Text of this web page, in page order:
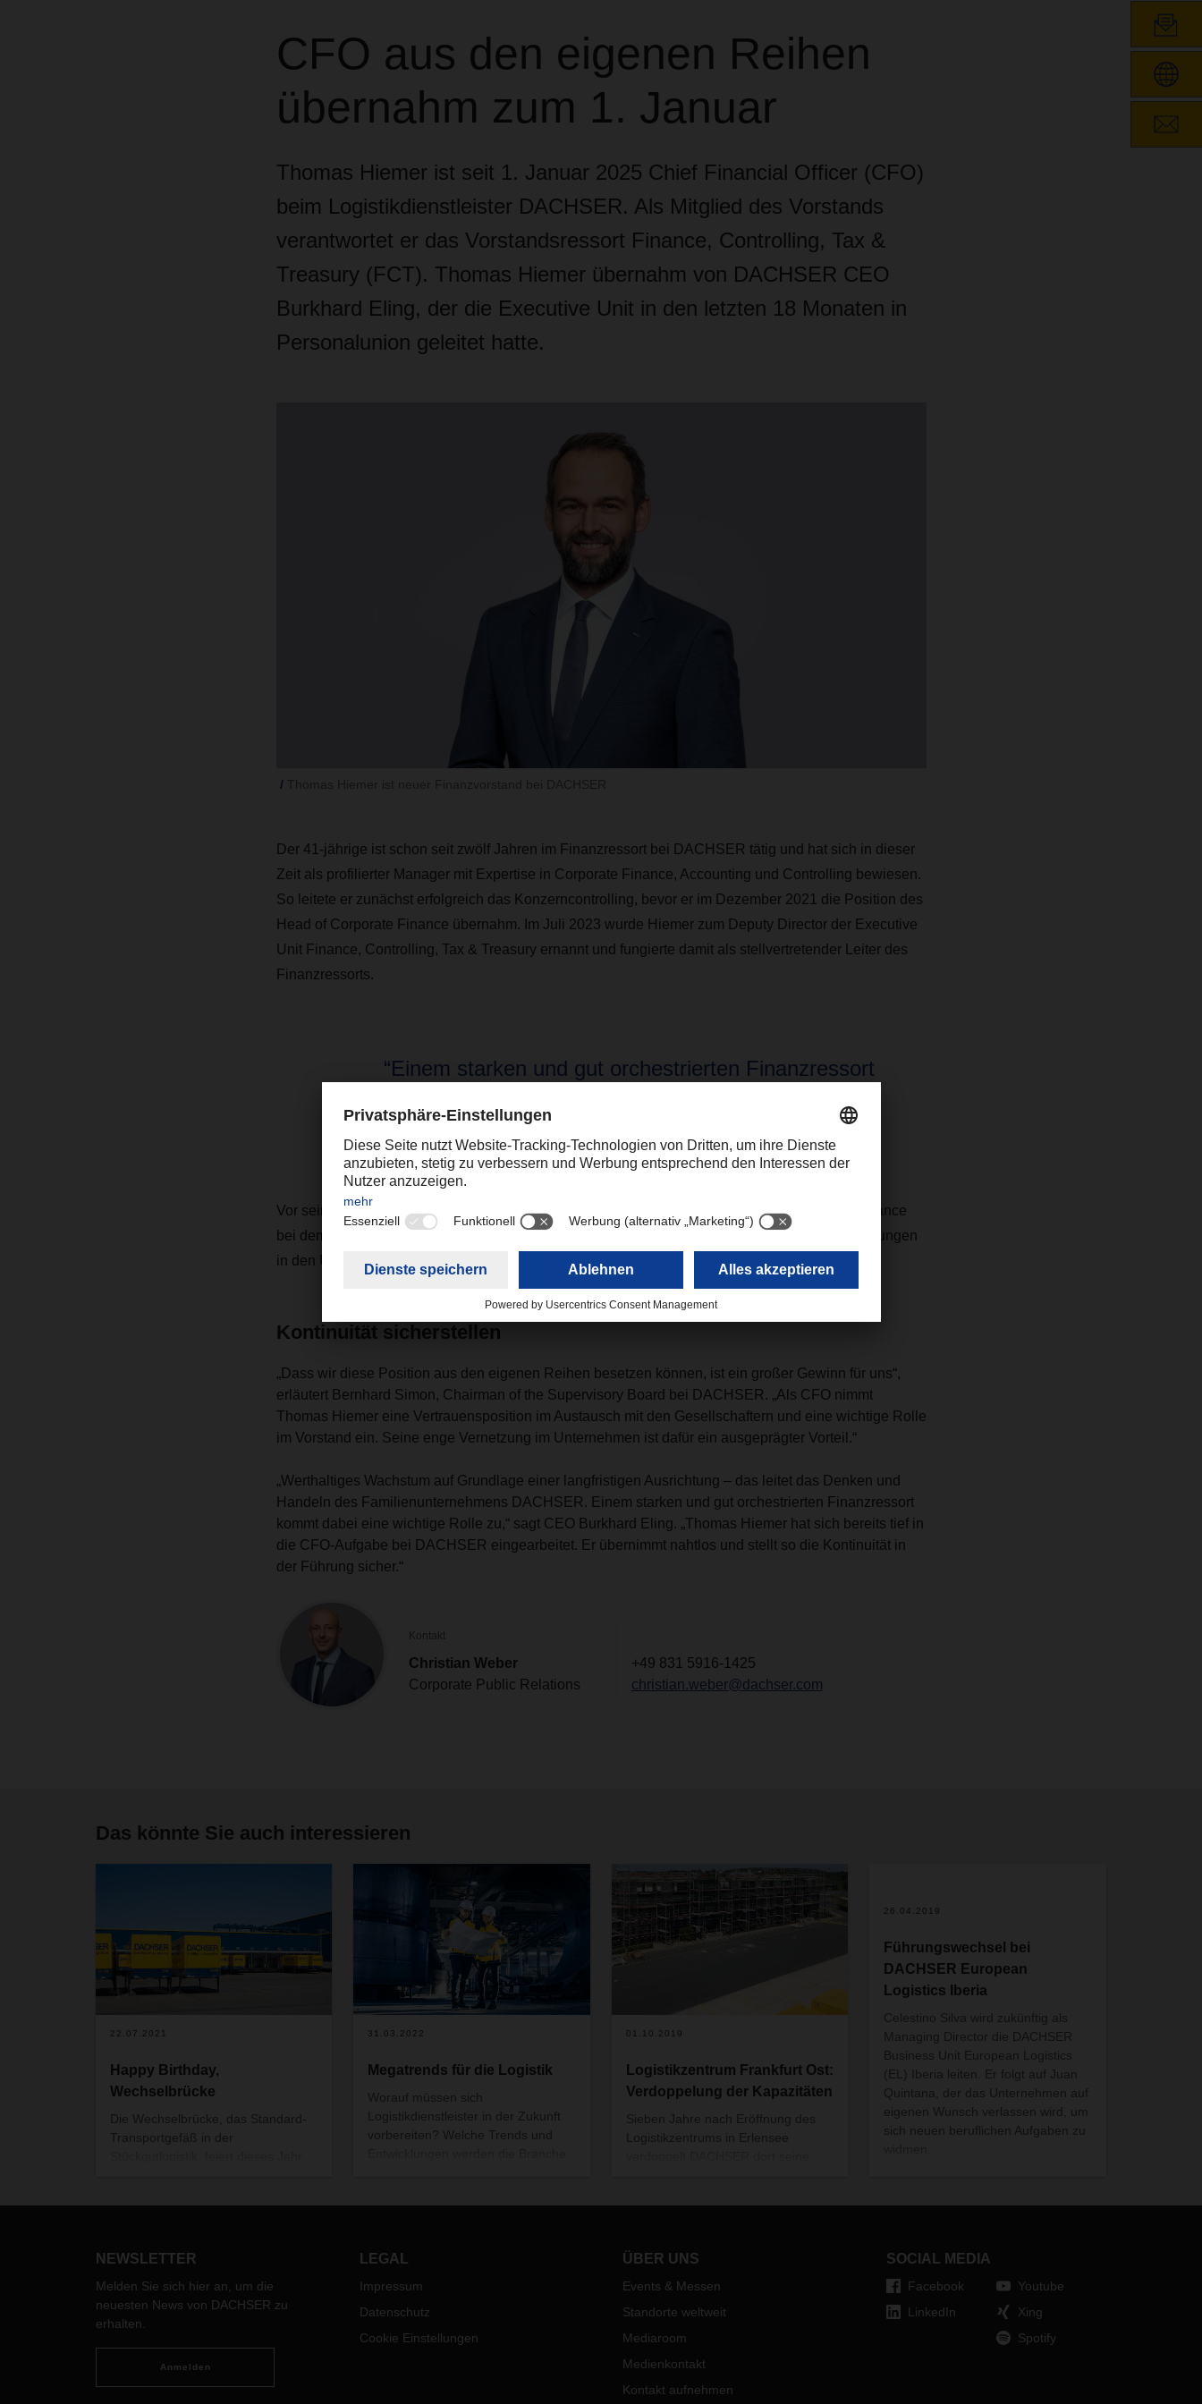
CFO aus den eigenen Reihen
übernahm zum 1. Januar
Thomas Hiemer ist seit 1. Januar 2025 Chief Financial Officer (CFO)
beim Logistikdienstleister DACHSER. Als Mitglied des Vorstands
verantwortet er das Vorstandsressort Finance, Controlling, Tax &
Treasury (FCT). Thomas Hiemer übernahm von DACHSER CEO
Burkhard Eling, der die Executive Unit in den letzten 18 Monaten in
Personalunion geleitet hatte.
Der 41-jährige ist schon seit zwölf Jahren im Finanzressort bei DACHSER tätig und hat sich in dieser
Zeit als profilierter Manager mit Expertise in Corporate Finance, Accounting und Controlling bewiesen.
So leitete er zunächst erfolgreich das Konzerncontrolling, bevor er im Dezember 2021 die Position des
Head of Corporate Finance übernahm. Im Juli 2023 wurde Hiemer zum Deputy Director der Executive
Unit Finance, Controlling, Tax & Treasury ernannt und fungierte damit als stellvertretender Leiter des
Finanzressorts.
“Einem starken und gut orchestrierten Finanzressort
CEO Burkhard Eling
Vor seiner Zeit bei DACHSER war der studierte Diplom-Ökonom unter anderem im Bereich Finance
bei dem DAX-Unternehmen Heidelberg Materials tätig und konnte einschlägige Auslandserfahrungen
in den USA und China sammeln.
Kontinuität sicherstellen
„Dass wir diese Position aus den eigenen Reihen besetzen können, ist ein großer Gewinn für uns“,
erläutert Bernhard Simon, Chairman of the Supervisory Board bei DACHSER. „Als CFO nimmt
Thomas Hiemer eine Vertrauensposition im Austausch mit den Gesellschaftern und eine wichtige Rolle
im Vorstand ein. Seine enge Vernetzung im Unternehmen ist dafür ein ausgeprägter Vorteil.“
„Werthaltiges Wachstum auf Grundlage einer langfristigen Ausrichtung – das leitet das Denken und
Handeln des Familienunternehmens DACHSER. Einem starken und gut orchestrierten Finanzressort
kommt dabei eine wichtige Rolle zu,“ sagt CEO Burkhard Eling. „Thomas Hiemer hat sich bereits tief in
die CFO-Aufgabe bei DACHSER eingearbeitet. Er übernimmt nahtlos und stellt so die Kontinuität in
der Führung sicher.“
Kontakt
Christian Weber
Corporate Public Relations
+49 831 5916-1425
christian.weber@dachser.com
Das könnte Sie auch interessieren
22.07.2021
Happy Birthday,
Wechselbrücke
Die Wechselbrücke, das Standard-
Transportgefäß in der
des Seecontainers. Nach
revolutionierte sie als
bahnbrechende Innovation im
Straßengüterverkehr die gesamte
Branche.
31.03.2022
Megatrends für die Logistik
Worauf müssen sich
Logistikdienstleister in der Zukunft
vorbereiten? Welche Trends und
darauf eingestellt?
01.10.2019
Logistikzentrum Frankfurt Ost:
Verdoppelung der Kapazitäten
Sieben Jahre nach Eröffnung des
Logistikzentrums in Erlensee
abgeschlossen werden.
26.04.2019
Führungswechsel bei
DACHSER European
Logistics Iberia
Celestino Silva wird zukünftig als
Managing Director die DACHSER
Business Unit European Logistics
(EL) Iberia leiten. Er folgt auf Juan
Quintana, der das Unternehmen auf
eigenen Wunsch verlassen wird, um
sich neuen beruflichen Aufgaben zu
NEWSLETTER
Melden Sie sich hier an, um die
neuesten News von DACHSER zu
erhalten.
Anmelden
LEGAL
Impressum
Datenschutz
Cookie Einstellungen
ÜBER UNS
Events & Messen
Standorte weltweit
Mediaroom
Medienkontakt
Kontakt aufnehmen
SOCIAL MEDIA
Facebook
LinkedIn
Youtube
Xing
Spotify